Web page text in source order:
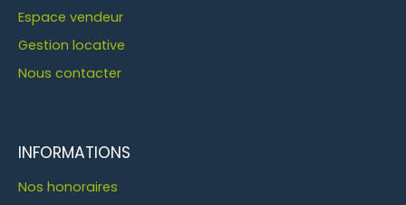
Espace vendeur
Gestion locative
Nous contacter
INFORMATIONS
Nos honoraires